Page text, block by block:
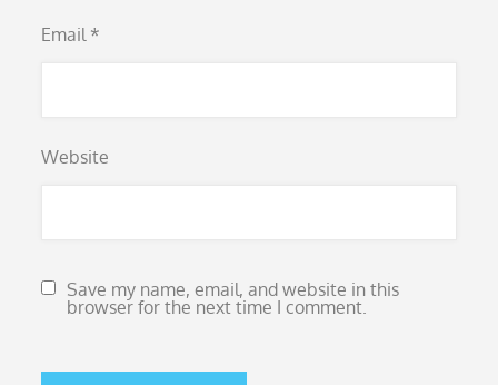
Email *
Website
Save my name, email, and website in this
browser for the next time I comment.